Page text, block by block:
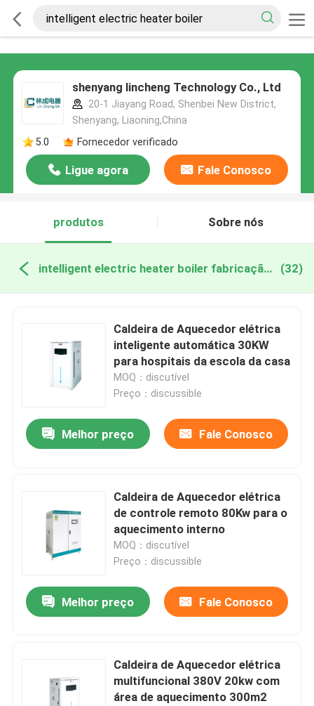
shenyang lincheng Technology Co., Ltd
20-1 Jiayang Road, Shenbei New District,
Shenyang, Liaoning,China
5.0
Fornecedor verificado
Ligue agora Fale Conosco
produtos Sobre nós
intelligent electric heater boiler fabricação online (32)
Caldeira de Aquecedor elétrica
inteligente automática 30KW
para hospitais da escola da casa
MOQ：discutível
Preço：discussible
Melhor preço Fale Conosco
Caldeira de Aquecedor elétrica
de controle remoto 80Kw para o
aquecimento interno
MOQ：discutível
Preço：discussible
Melhor preço Fale Conosco
Caldeira de Aquecedor elétrica
multifuncional 380V 20kw com
área de aquecimento 300m2